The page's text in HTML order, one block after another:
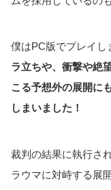
僕はPC版でプレイし
ラ立ちや、衝撃や絶
こる予想外の展開に
しまいました！
裁判の結果に執行さ
ラウマに対峙する展